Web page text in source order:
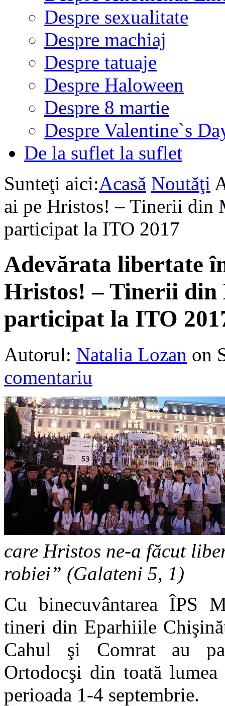
Despre sexualitate
Despre machiaj
Despre tatuaje
Despre Haloween
Despre 8 martie
Despre Valentine`s
De la suflet la suflet
Sunteţi aici:Acasă Noutăţi
ai pe Hristos! – Tinerii din
participat la ITO 2017
Adevărata libertate
Hristos! – Tinerii
participat la ITO
Autorul: Natalia Lozan on
comentariu
care Hristos ne-a făcut
robiei” (Galateni 5, 1)
Cu binecuvântarea ÎPS
tineri din Eparhiile
Cahul şi Comrat au
Ortodocşi din toată
perioada 1-4 septembrie.